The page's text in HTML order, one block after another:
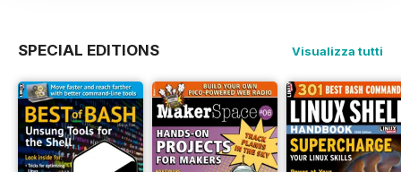
SPECIAL EDITIONS Visualizza tutti